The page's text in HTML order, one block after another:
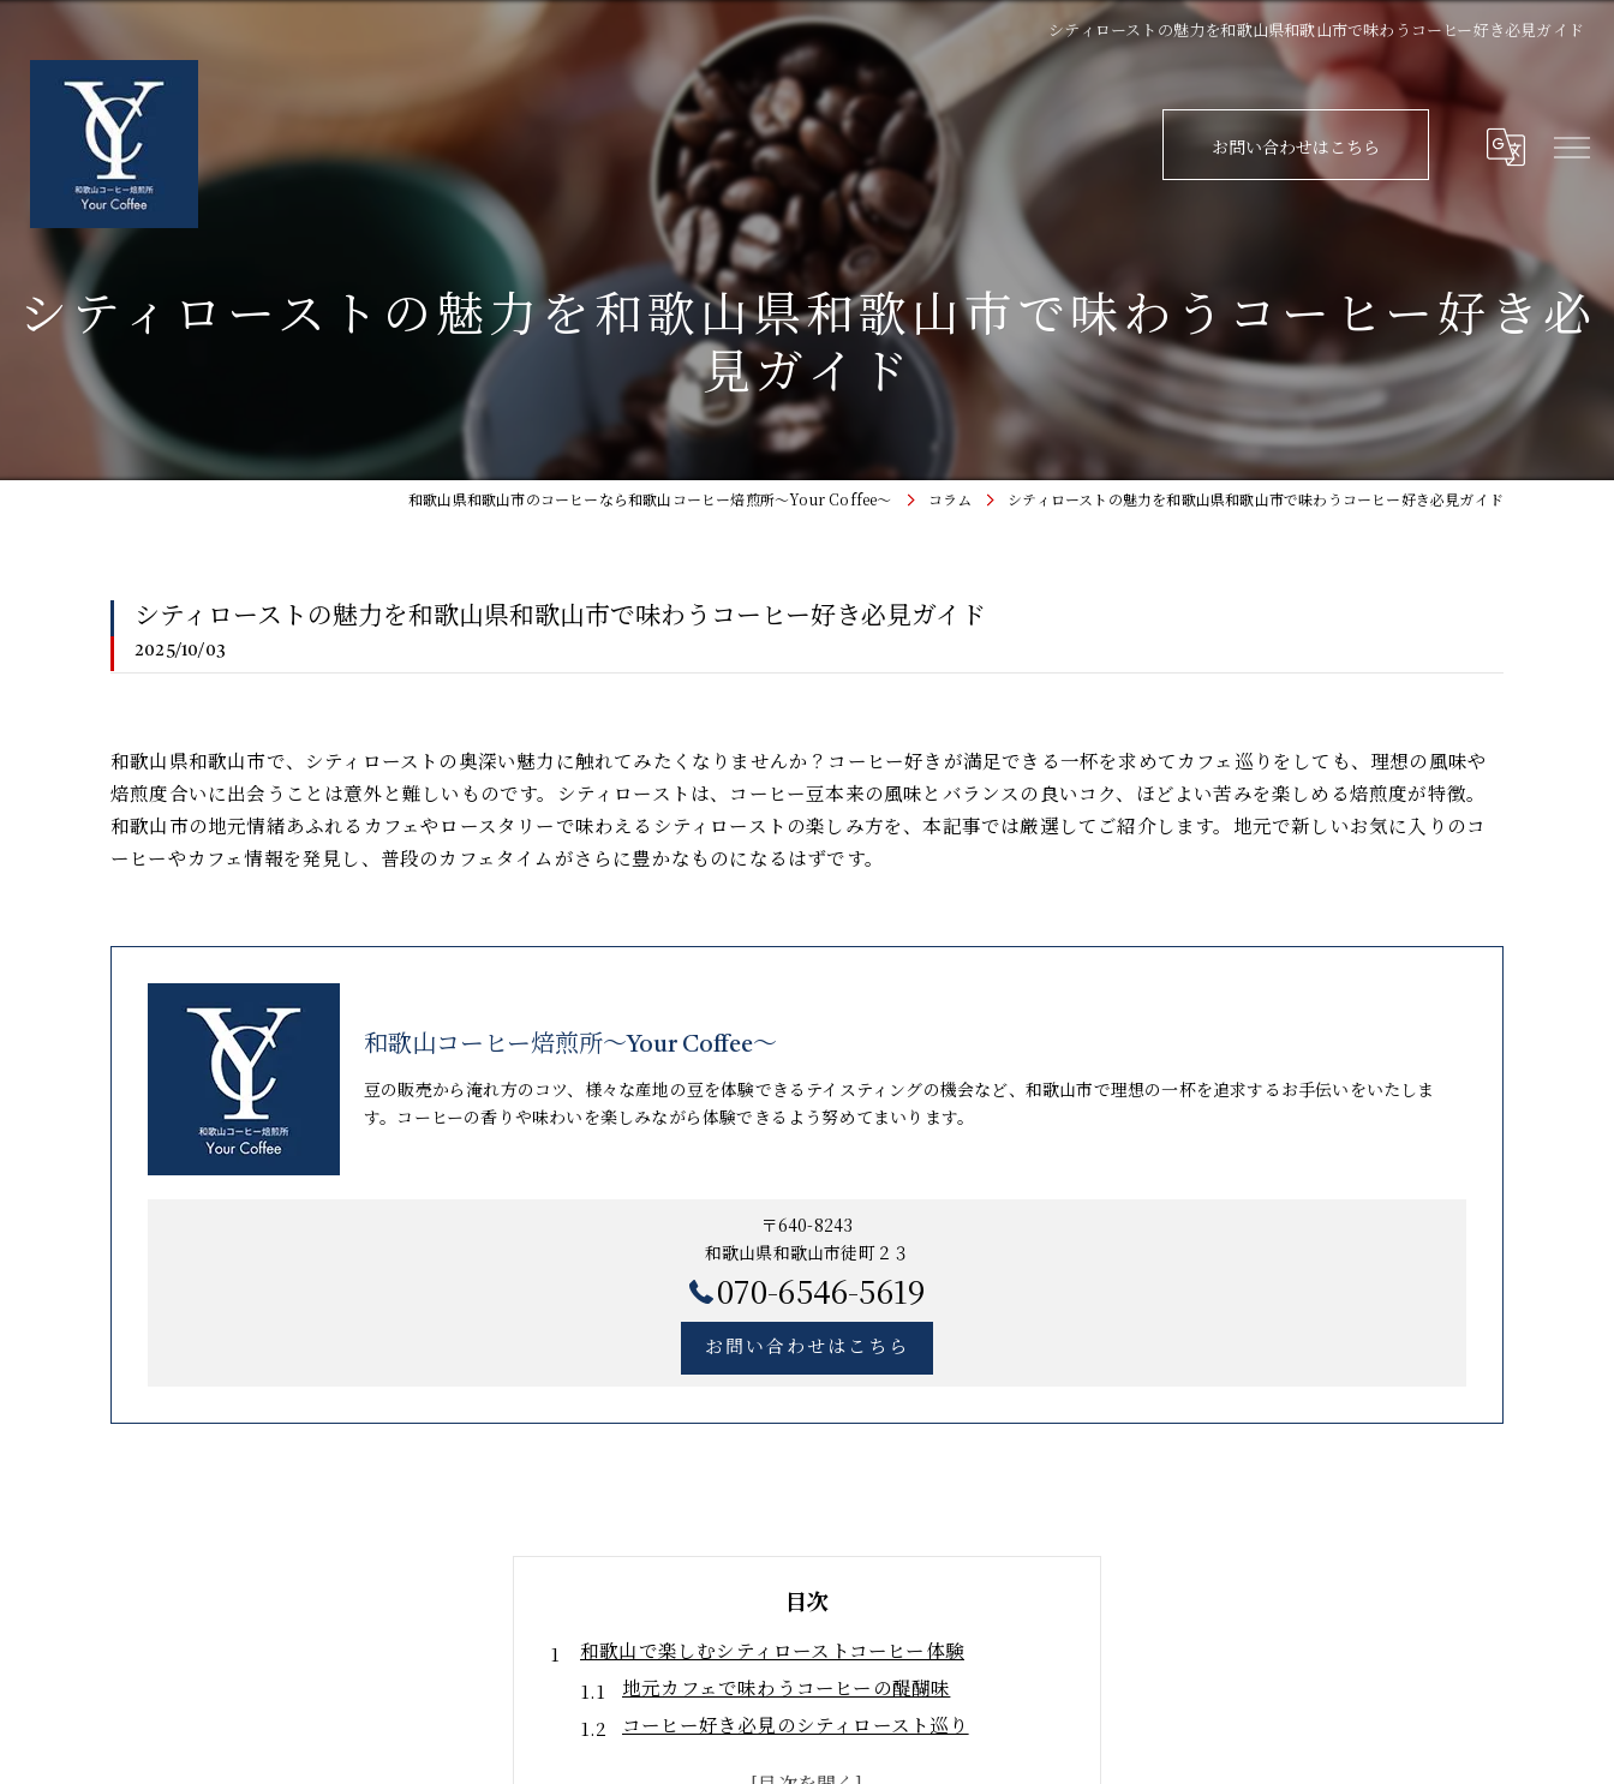
シティローストの魅力を和歌山県和歌山市で味わうコーヒー好き必見ガイド
お問い合わせはこちら
シティローストの魅力を和歌山県和歌山市で味わうコーヒー好き必
見ガイド
和歌山県和歌山市のコーヒーなら和歌山コーヒー焙煎所〜Your Coffee〜 コラム シティローストの魅力を和歌山県和歌山市で味わうコーヒー好き必見ガイド
シティローストの魅力を和歌山県和歌山市で味わうコーヒー好き必見ガイド
2025/10/03
和歌山県和歌山市で、シティローストの奥深い魅力に触れてみたくなりませんか？コーヒー好きが満足できる一杯を求めてカフェ巡りをしても、理想の風味や
焙煎度合いに出会うことは意外と難しいものです。シティローストは、コーヒー豆本来の風味とバランスの良いコク、ほどよい苦みを楽しめる焙煎度が特徴。
和歌山市の地元情緒あふれるカフェやロースタリーで味わえるシティローストの楽しみ方を、本記事では厳選してご紹介します。地元で新しいお気に入りのコ
ーヒーやカフェ情報を発見し、普段のカフェタイムがさらに豊かなものになるはずです。
和歌山コーヒー焙煎所〜Your Coffee〜
豆の販売から淹れ方のコツ、様々な産地の豆を体験できるテイスティングの機会など、和歌山市で理想の一杯を追求するお手伝いをいたしま
す。コーヒーの香りや味わいを楽しみながら体験できるよう努めてまいります。
〒640-8243
和歌山県和歌山市徒町２３
070-6546-5619
お問い合わせはこちら
目次
和歌山で楽しむシティローストコーヒー体験
地元カフェで味わうコーヒーの醍醐味
コーヒー好き必見のシティロースト巡り